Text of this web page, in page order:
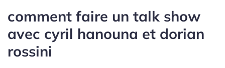
comment faire un talk show
avec cyril hanouna et dorian
rossini